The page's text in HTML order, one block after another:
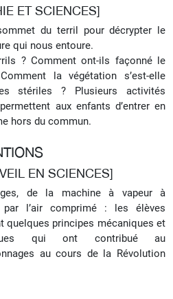
ET SCIENCES]
du terril pour décrypter le
qui nous entoure.
? Comment ont-ils façonné le
la végétation s’est-elle
stériles ? Plusieurs activités
aux enfants d’entrer en
hors du commun.
EN SCIENCES]
de la machine à vapeur à
l’air comprimé : les élèves
quelques principes mécaniques et
qui ont contribué au
au cours de la Révolution